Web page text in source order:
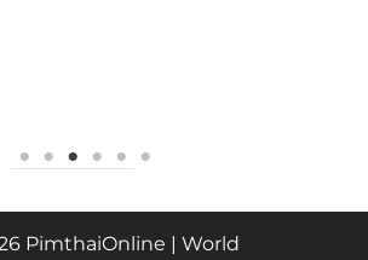
PimthaiOnline | World